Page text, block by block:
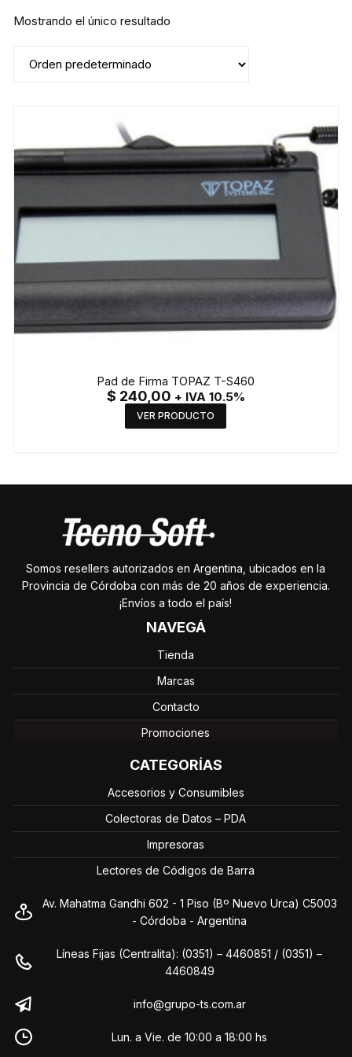
Mostrando el único resultado
Pad de Firma TOPAZ T-S460
$ 240,00 + IVA 10.5%
VER PRODUCTO
Somos resellers autorizados en Argentina, ubicados en la
Provincia de Córdoba con más de 20 años de experiencia.
¡Envíos a todo el país!
NAVEGÁ
Tienda
Marcas
Contacto
Promociones
CATEGORÍAS
Accesorios y Consumibles
Colectoras de Datos – PDA
Impresoras
Lectores de Códigos de Barra
Av. Mahatma Gandhi 602 - 1 Piso (Bº Nuevo Urca) C5003
- Córdoba - Argentina
Líneas Fijas (Centralita): (0351) – 4460851 / (0351) –
4460849
info@grupo-ts.com.ar
Lun. a Vie. de 10:00 a 18:00 hs